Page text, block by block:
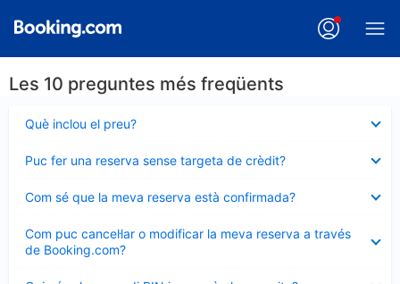
Les 10 preguntes més freqüents
Què inclou el preu?
tancat
Puc fer una reserva sense targeta de crèdit?
tancat
Com sé que la meva reserva està confirmada?
tancat
Com puc cancel·lar o modificar la meva reserva a través
de Booking.com?
tancat